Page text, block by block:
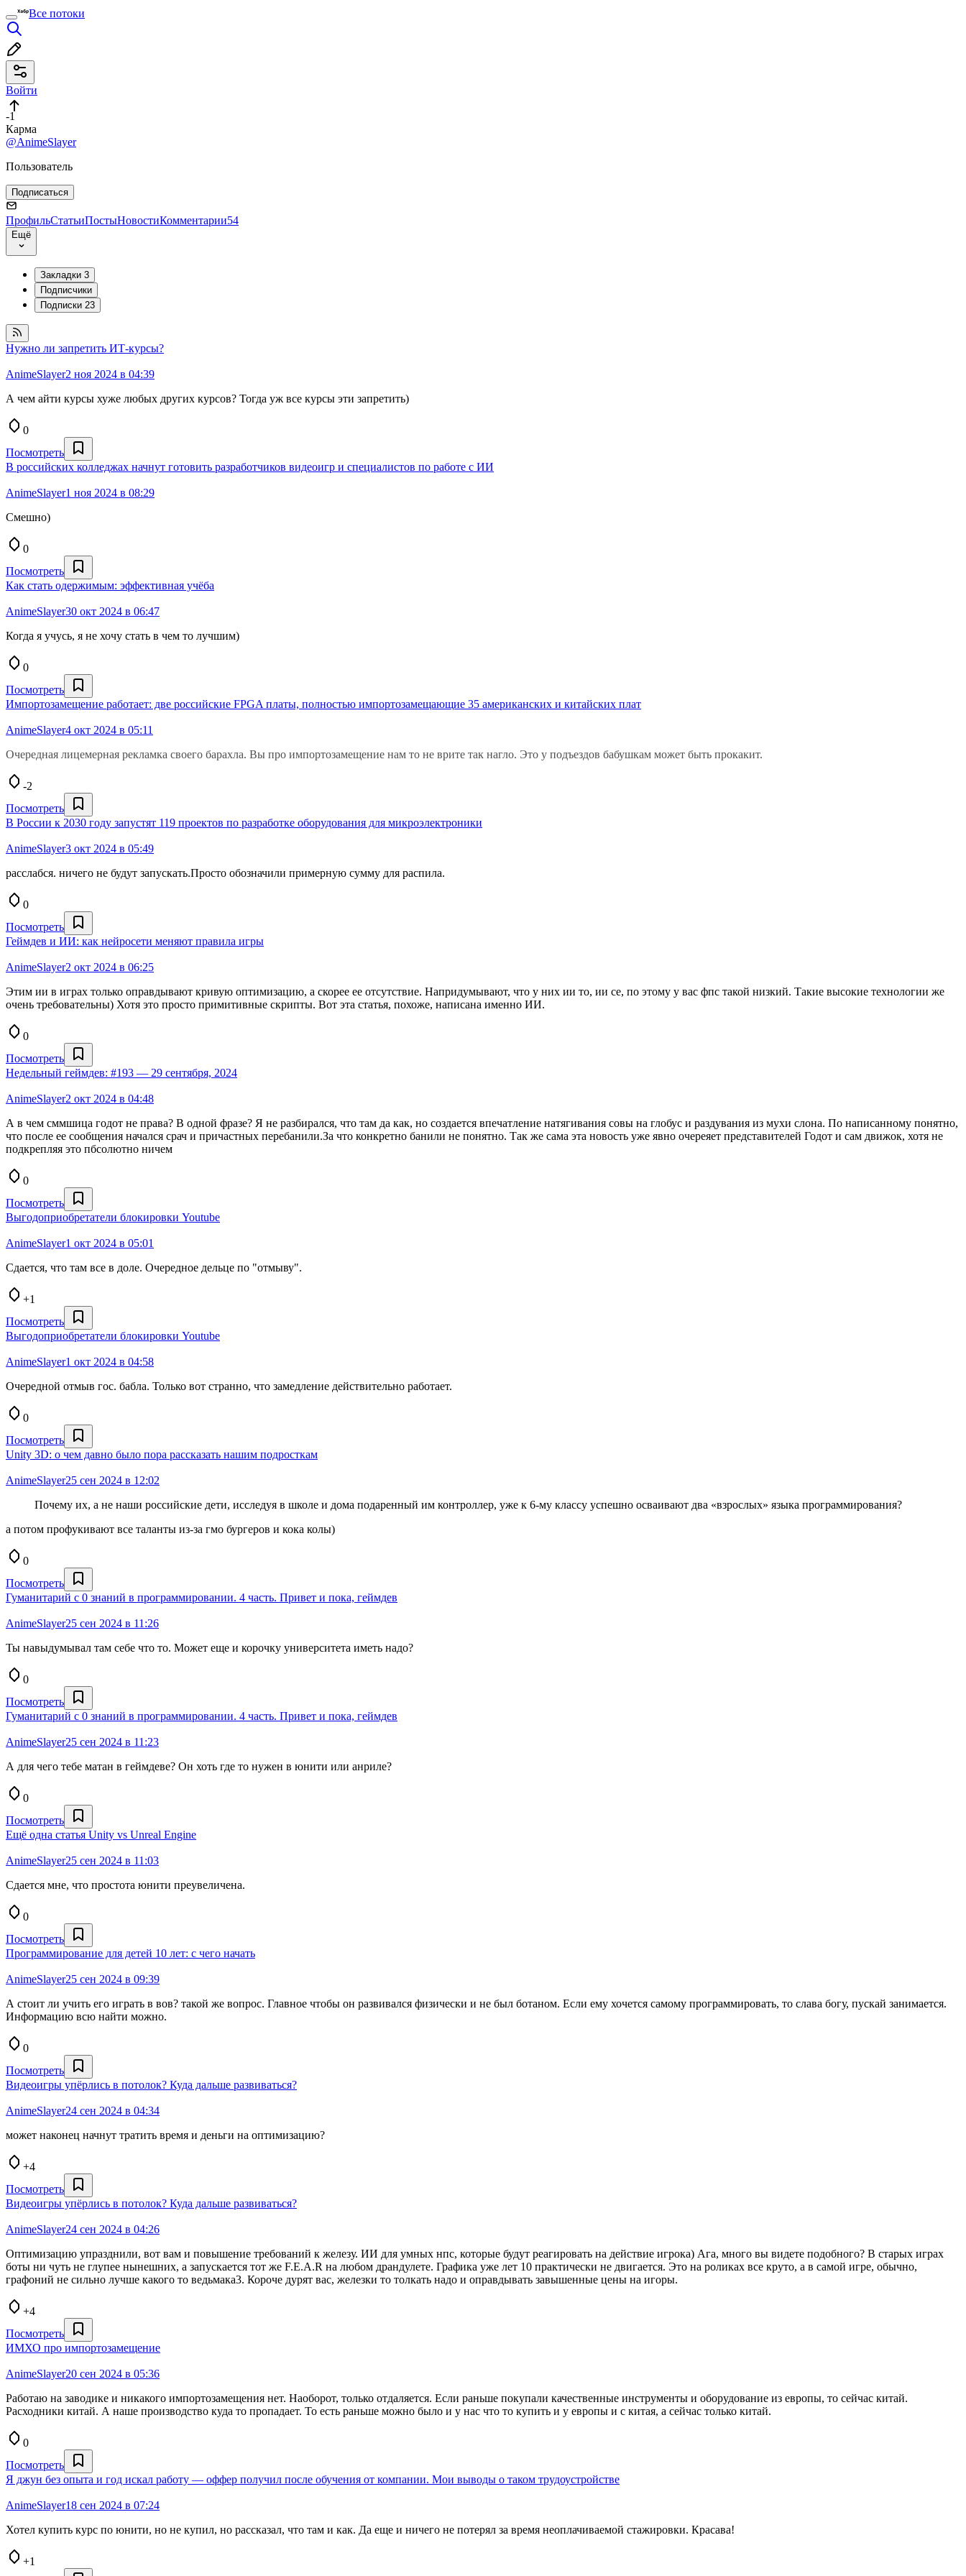
Все потоки
Войти
-1
Карма
@AnimeSlayer
Пользователь
Подписаться
ПрофильСтатьиПостыНовостиКомментарии54
Ещё
Закладки 3
Подписчики
Подписки 23
Нужно ли запретить ИТ-курсы?
AnimeSlayer2 ноя 2024 в 04:39
А чем айти курсы хуже любых других курсов? Тогда уж все курсы эти запретить)
0
Посмотреть
В российских колледжах начнут готовить разработчиков видеоигр и специалистов по работе с ИИ
AnimeSlayer1 ноя 2024 в 08:29
Смешно)
0
Посмотреть
Как стать одержимым: эффективная учёба
AnimeSlayer30 окт 2024 в 06:47
Когда я учусь, я не хочу стать в чем то лучшим)
0
Посмотреть
Импортозамещение работает: две российские FPGA платы, полностью импортозамещающие 35 американских и китайских плат
AnimeSlayer4 окт 2024 в 05:11
Очередная лицемерная рекламка своего барахла. Вы про импортозамещение нам то не врите так нагло. Это у подъездов бабушкам может быть прокакит.
-2
Посмотреть
В России к 2030 году запустят 119 проектов по разработке оборудования для микроэлектроники
AnimeSlayer3 окт 2024 в 05:49
расслабся. ничего не будут запускать.Просто обозначили примерную сумму для распила.
0
Посмотреть
Геймдев и ИИ: как нейросети меняют правила игры
AnimeSlayer2 окт 2024 в 06:25
Этим ии в играх только оправдывают кривую оптимизацию, а скорее ее отсутствие. Напридумывают, что у них ии то, ии се, по этому у вас фпс такой низкий. Такие высокие технологии же
очень требовательны) Хотя это просто примитивные скрипты. Вот эта статья, похоже, написана именно ИИ.
0
Посмотреть
Недельный геймдев: #193 — 29 сентября, 2024
AnimeSlayer2 окт 2024 в 04:48
А в чем сммшица годот не права? В одной фразе? Я не разбирался, что там да как, но создается впечатление натягивания совы на глобус и раздувания из мухи слона. По написанному понятно,
что после ее сообщения начался срач и причастных перебанили.За что конкретно банили не понятно. Так же сама эта новость уже явно очереяет представителей Годот и сам движок, хотя не
подкрепляя это пбсолютно ничем
0
Посмотреть
Выгодоприобретатели блокировки Youtube
AnimeSlayer1 окт 2024 в 05:01
Сдается, что там все в доле. Очередное дельце по "отмыву".
+1
Посмотреть
Выгодоприобретатели блокировки Youtube
AnimeSlayer1 окт 2024 в 04:58
Очередной отмыв гос. бабла. Только вот странно, что замедление действительно работает.
0
Посмотреть
Unity 3D: о чем давно было пора рассказать нашим подросткам
AnimeSlayer25 сен 2024 в 12:02
Почему их, а не наши российские дети, исследуя в школе и дома подаренный им контроллер, уже к 6-му классу успешно осваивают два «взрослых» языка программирования?
а потом профукивают все таланты из-за гмо бургеров и кока колы)
0
Посмотреть
Гуманитарий с 0 знаний в программировании. 4 часть. Привет и пока, геймдев
AnimeSlayer25 сен 2024 в 11:26
Ты навыдумывал там себе что то. Может еще и корочку университета иметь надо?
0
Посмотреть
Гуманитарий с 0 знаний в программировании. 4 часть. Привет и пока, геймдев
AnimeSlayer25 сен 2024 в 11:23
А для чего тебе матан в геймдеве? Он хоть где то нужен в юнити или анриле?
0
Посмотреть
Ещё одна статья Unity vs Unreal Engine
AnimeSlayer25 сен 2024 в 11:03
Сдается мне, что простота юнити преувеличена.
0
Посмотреть
Программирование для детей 10 лет: с чего начать
AnimeSlayer25 сен 2024 в 09:39
А стоит ли учить его играть в вов? такой же вопрос. Главное чтобы он развивался физически и не был ботаном. Если ему хочется самому программировать, то слава богу, пускай занимается.
Информацию всю найти можно.
0
Посмотреть
Видеоигры упёрлись в потолок? Куда дальше развиваться?
AnimeSlayer24 сен 2024 в 04:34
может наконец начнут тратить время и деньги на оптимизацию?
+4
Посмотреть
Видеоигры упёрлись в потолок? Куда дальше развиваться?
AnimeSlayer24 сен 2024 в 04:26
Оптимизацию упразднили, вот вам и повышение требований к железу. ИИ для умных нпс, которые будут реагировать на действие игрока) Ага, много вы видете подобного? В старых играх
боты ни чуть не глупее нынешних, а запускается тот же F.E.A.R на любом драндулете. Графика уже лет 10 практически не двигается. Это на роликах все круто, а в самой игре, обычно,
графоний не сильно лучше какого то ведьмака3. Короче дурят вас, железки то толкать надо и оправдывать завышенные цены на игоры.
+4
Посмотреть
ИМХО про импортозамещение
AnimeSlayer20 сен 2024 в 05:36
Работаю на заводике и никакого импортозамещения нет. Наоборот, только отдаляется. Если раньше покупали качественные инструменты и оборудование из европы, то сейчас китай.
Расходники китай. А наше производство куда то пропадает. То есть раньше можно было и у нас что то купить и у европы и с китая, а сейчас только китай.
0
Посмотреть
Я джун без опыта и год искал работу — оффер получил после обучения от компании. Мои выводы о таком трудоустройстве
AnimeSlayer18 сен 2024 в 07:24
Хотел купить курс по юнити, но не купил, но рассказал, что там и как. Да еще и ничего не потерял за время неоплачиваемой стажировки. Красава!
+1